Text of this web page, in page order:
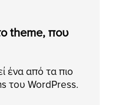
theme, που
ένα από τα πιο
του WordPress.